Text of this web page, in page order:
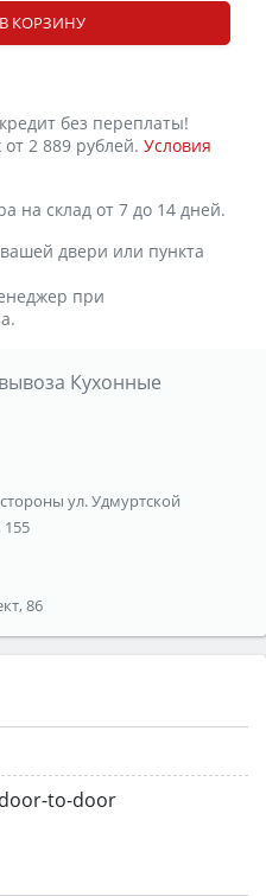
КОРЗИНУ
без переплаты!
2 889 рублей. Условия
на склад от 7 до 14 дней.
двери или пункта
при
Кухонные
ул. Удмуртской
86
to-door